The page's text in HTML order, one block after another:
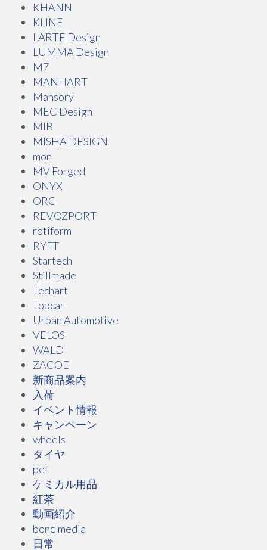
KHANN
KLINE
LARTE Design
LUMMA Design
M7
MANHART
Mansory
MEC Design
MIB
MISHA DESIGN
mon
MV Forged
ONYX
ORC
REVOZPORT
rotiform
RYFT
Startech
Stillmade
Techart
Topcar
Urban Automotive
VELOS
WALD
ZACOE
新商品案内
入荷
イベント情報
キャンペーン
wheels
タイヤ
pet
ケミカル用品
紅茶
動画紹介
bond media
日常